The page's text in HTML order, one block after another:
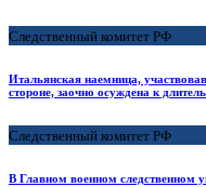
Следственный комитет РФ
Итальянская наемница,
стороне, заочно осуждена к
Следственный комитет РФ
В Главном военном следственном